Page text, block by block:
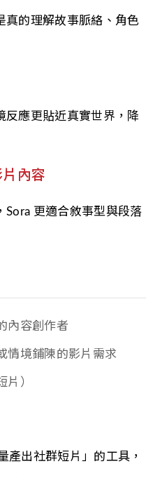
真的理解故事脈絡、角色
反應更貼近真實世界，降
內容
Sora 更適合敘事型與段落
內容創作者
情境鋪陳的影片需求
片）
產出社群短片」的工具，